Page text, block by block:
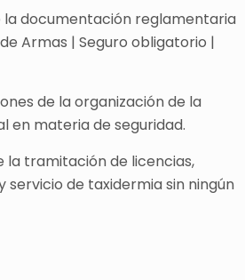
la documentación reglamentaria
Armas | Seguro obligatorio |
de la organización de la
en materia de seguridad.
la tramitación de licencias,
servicio de taxidermia sin ningún